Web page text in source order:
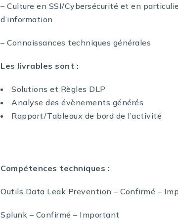
– Culture en SSI/Cybersécurité et en
d’information
– Connaissances techniques générales
Les livrables sont :
Solutions et Règles DLP
Analyse des évènements générés
Rapport/Tableaux de bord de l’activité
Compétences techniques :
Outils Data Leak Prevention – Confirmé –
Splunk – Confirmé – Important